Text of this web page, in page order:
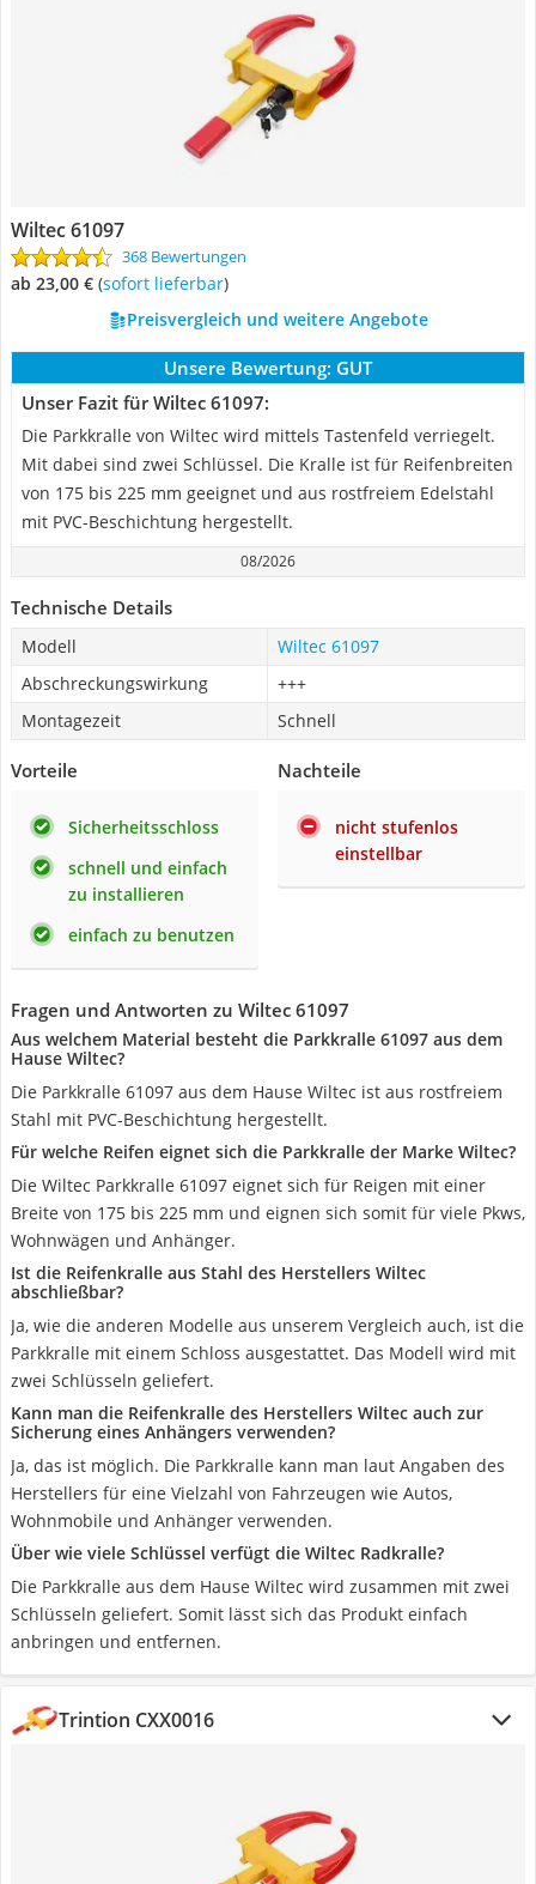
Wiltec 61097
368 Bewertungen
ab 23,00 € ( Sofort lieferbar)
Preisvergleich und weitere Angebote
Unsere Bewertung: GUT
Unser Fazit für Wiltec 61097:
Die Parkkralle von Wiltec wird mittels Tastenfeld verriegelt.
Mit dabei sind zwei Schlüssel. Die Kralle ist für Reifenbreiten
von 175 bis 225 mm geeignet und aus rostfreiem Edelstahl
mit PVC-Beschichtung hergestellt.
08/2026
Technische Details
Modell
Wiltec 61097
Abschreckungswirkung
+++
Montagezeit
Schnell
Vorteile
Sicherheitsschloss
schnell und einfach
zu installieren
einfach zu benutzen
Nachteile
nicht stufenlos
einstellbar
Fragen und Antworten zu Wiltec 61097
Aus welchem Material besteht die Parkkralle 61097 aus dem
Hause Wiltec?
Die Parkkralle 61097 aus dem Hause Wiltec ist aus rostfreiem
Stahl mit PVC-Beschichtung hergestellt.
Für welche Reifen eignet sich die Parkkralle der Marke Wiltec?
Die Wiltec Parkkralle 61097 eignet sich für Reigen mit einer
Breite von 175 bis 225 mm und eignen sich somit für viele Pkws,
Wohnwägen und Anhänger.
Ist die Reifenkralle aus Stahl des Herstellers Wiltec
abschließbar?
Ja, wie die anderen Modelle aus unserem Vergleich auch, ist die
Parkkralle mit einem Schloss ausgestattet. Das Modell wird mit
zwei Schlüsseln geliefert.
Kann man die Reifenkralle des Herstellers Wiltec auch zur
Sicherung eines Anhängers verwenden?
Ja, das ist möglich. Die Parkkralle kann man laut Angaben des
Herstellers für eine Vielzahl von Fahrzeugen wie Autos,
Wohnmobile und Anhänger verwenden.
Über wie viele Schlüssel verfügt die Wiltec Radkralle?
Die Parkkralle aus dem Hause Wiltec wird zusammen mit zwei
Schlüsseln geliefert. Somit lässt sich das Produkt einfach
anbringen und entfernen.
Trintion CXX0016